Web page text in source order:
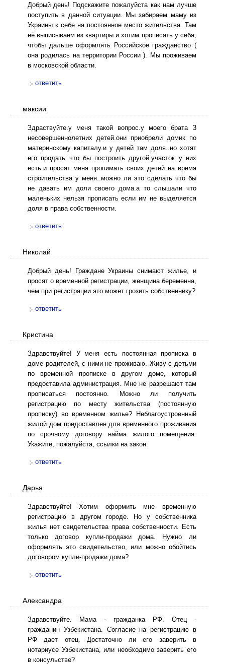
Добрый день! Подскажите пожалуйста как нам лучше
поступить в данной ситуации. Мы забираем маму из
Украины к себе на постоянное место жительства. Там
её выписываем из квартиры и хотим прописать у себя,
чтобы дальше оформлять Российское гражданство (
она родилась на территории России ). Мы проживаем
в московской области.
ответить
максии
Здраствуйте.у меня такой вопрос.у моего брата 3
несовершеннолетних детей.они приобрели домик по
материнскому капиталу.и у детей там доля..но хотят
его продать что бы построить другой.участок у них
есть.и просят меня пропимать своих детей на время
строительства у меня..можно ли это сделать что бы
не давать им доли своего дома.а то слышали что
маленьких нельзя прописать если им не выделяется
доля в права собственности.
ответить
Николай
Добрый день! Граждане Украины снимают жилье, и
просят о временной регистрации, женщина беременна,
чем при регистрации это может грозить собственнику?
ответить
Кристина
Здравствуйте! У меня есть постоянная прописка в
доме родителей, с ними не проживаю. Живу с детьми
по временной прописке в другом доме, который
предоставила администрация. Мне не разрешают там
прописаться постоянно. Можно ли получить
регистрацию по месту жительства (постоянную
прописку) во временном жилье? Неблагоустроенный
жилой дом предоставлен для временного проживания
по срочному договору найма жилого помещения.
Укажите, пожалуйста, ссылки на закон.
ответить
Дарья
Здравствуйте! Хотим оформить мне временную
регистрацию в другом городе. Но у собственника
жилья нет свидетельства права собственности. Есть
только договор купли-продажи дома. Нужно ли
оформлять это свидетельство, или можно обойтись
договором купли-продажи дома?
ответить
Александра
Здравствуйте. Мама - гражданка РФ. Отец -
гражданин Узбекистана. Согласие на регистрацию в
РФ дает отец. Достаточно ли его заверить в
нотариусе Узбекистана, или необходимо заверить его
в консульстве?